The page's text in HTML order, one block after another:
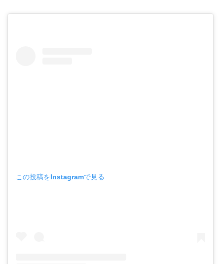
この投稿をInstagramで見る